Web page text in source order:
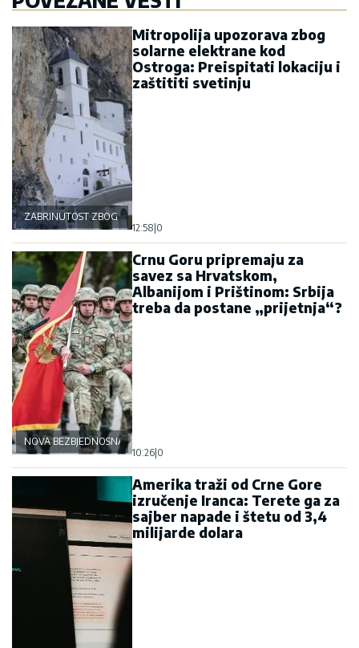
ZABRINUTOST ZBOG OSTROGA
Mitropolija upozorava zbog
solarne elektrane kod
Ostroga: Preispitati lokaciju i
zaštititi svetinju
12:58|0
NOVA BEZBJEDNOSNA OSOVINA
Crnu Goru pripremaju za
savez sa Hrvatskom,
Albanijom i Prištinom: Srbija
treba da postane „prijetnja“?
10:26|0
Amerika traži od Crne Gore
izručenje Iranca: Terete ga za
sajber napade i štetu od 3,4
milijarde dolara